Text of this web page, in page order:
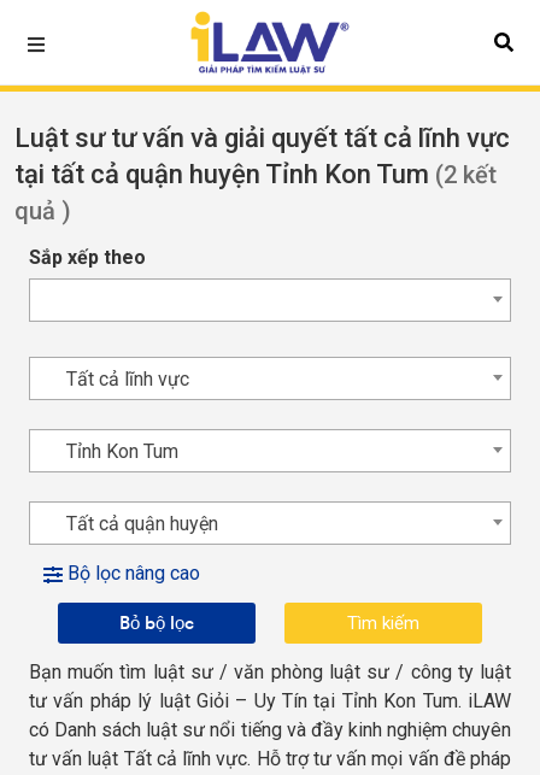
Luật sư tư vấn và giải quyết tất cả lĩnh vực
tại tất cả quận huyện Tỉnh Kon Tum (2 kết
quả )
Sắp xếp theo
Tất cả lĩnh vực
Tỉnh Kon Tum
Tất cả quận huyện
Bộ lọc nâng cao
Bỏ bộ lọc
Bạn muốn tìm luật sư / văn phòng luật sư / công ty luật
tư vấn pháp lý luật Giỏi – Uy Tín tại Tỉnh Kon Tum. iLAW
có Danh sách luật sư nổi tiếng và đầy kinh nghiệm chuyên
tư vấn luật Tất cả lĩnh vực. Hỗ trợ tư vấn mọi vấn đề pháp